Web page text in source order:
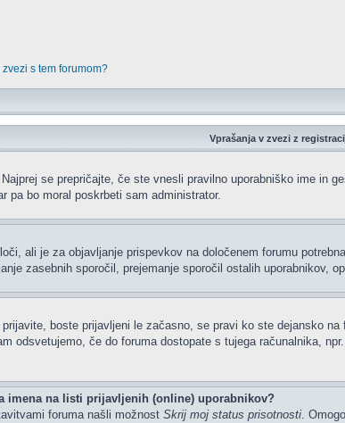
s tem forumom?
Vprašanja v zvezi z
se prepričajte, če ste vnesli pravilno uporabniško ime in
pa bo moral poskrbeti sam administrator.
ali je za objavljanje prispevkov na določenem forumu
zasebnih sporočil, prejemanje sporočil ostalih
prijavite, boste prijavljeni le začasno, se pravi ko ste dejansko
odsvetujemo, če do foruma dostopate s tujega računalnika,
imena na listi prijavljenih (online) uporabnikov?
foruma našli možnost Skrij moj status prisotnosti.